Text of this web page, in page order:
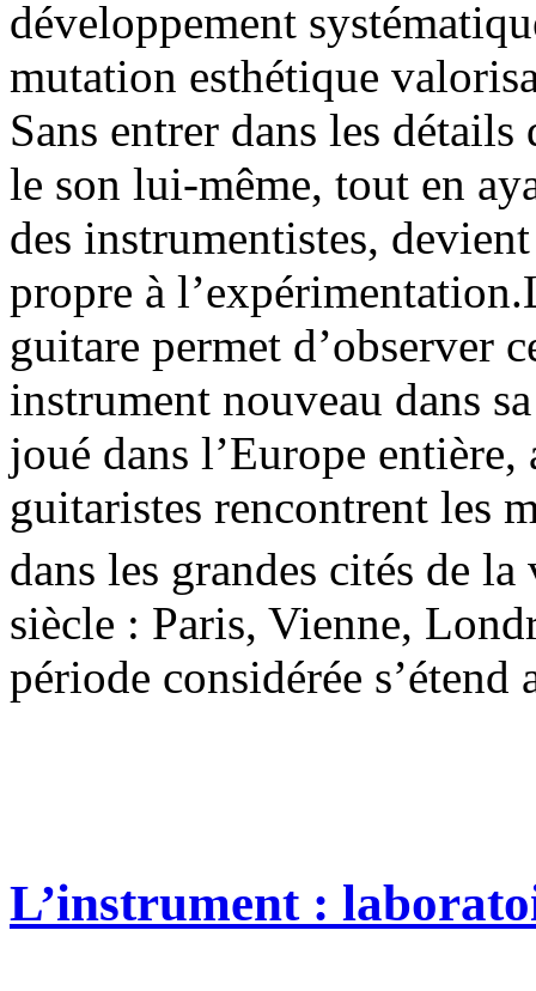
développement
mutation esthétique
Sans entrer dans les
le son lui-même, tout en
des instrumentistes,
propre à
guitare permet d’observer
instrument nouveau dans
joué dans l’Europe
guitaristes rencontrent les
dans les grandes cités de
siècle : Paris, Vienne,
période considérée s’étend
L’instrument :